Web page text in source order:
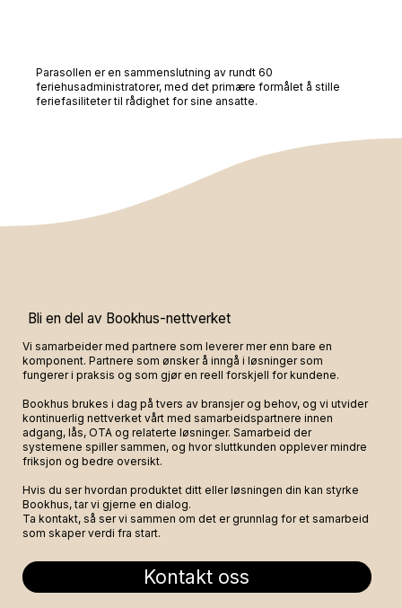
Parasollen er en sammenslutning av rundt 60
feriehusadministratorer, med det primære formålet å stille
feriefasiliteter til rådighet for sine ansatte.
Bli en del av Bookhus-nettverket
Vi samarbeider med partnere som leverer mer enn bare en
komponent. Partnere som ønsker å inngå i løsninger som
fungerer i praksis og som gjør en reell forskjell for kundene.
Bookhus brukes i dag på tvers av bransjer og behov, og vi utvider
kontinuerlig nettverket vårt med samarbeidspartnere innen
adgang, lås, OTA og relaterte løsninger. Samarbeid der
systemene spiller sammen, og hvor sluttkunden opplever mindre
friksjon og bedre oversikt.
Hvis du ser hvordan produktet ditt eller løsningen din kan styrke
Bookhus, tar vi gjerne en dialog.
Ta kontakt, så ser vi sammen om det er grunnlag for et samarbeid
som skaper verdi fra start.
Kontakt oss